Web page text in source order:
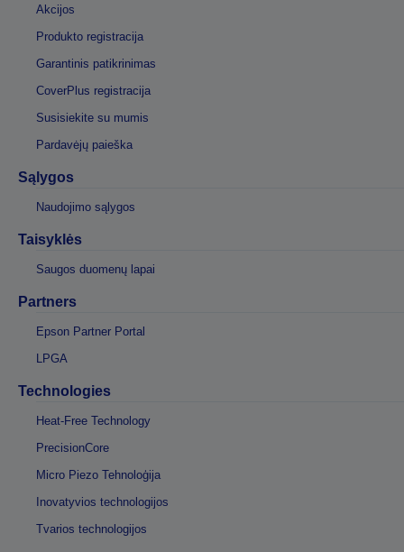
Akcijos
Produkto registracija
Garantinis patikrinimas
CoverPlus registracija
Susisiekite su mumis
Pardavėjų paieška
Sąlygos
Naudojimo sąlygos
Taisyklės
Saugos duomenų lapai
Partners
Epson Partner Portal
LPGA
Technologies
Heat-Free Technology
PrecisionCore
Micro Piezo Tehnoloģija
Inovatyvios technologijos
Tvarios technologijos